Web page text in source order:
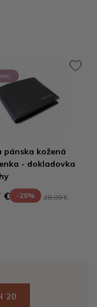
pánska kožená
- dokladovka
€ -20% 28,09 €
20